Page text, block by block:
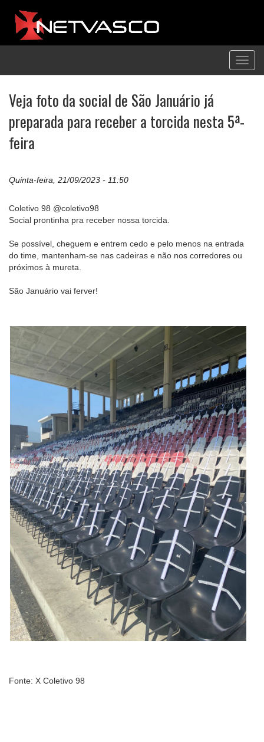
Veja foto da social de São Januário já
preparada para receber a torcida nesta 5ª-
feira
Quinta-feira, 21/09/2023 - 11:50
Coletivo 98 @coletivo98
Social prontinha pra receber nossa torcida.
Se possível, cheguem e entrem cedo e pelo menos na entrada
do time, mantenham-se nas cadeiras e não nos corredores ou
próximos à mureta.
São Januário vai ferver!
Fonte: X Coletivo 98